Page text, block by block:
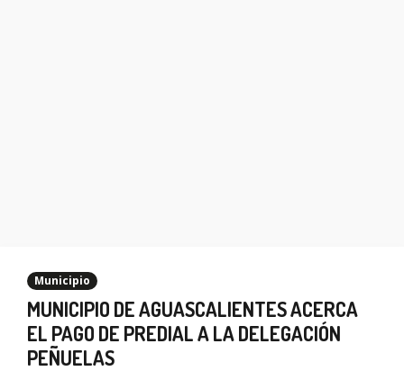
Municipio
MUNICIPIO DE AGUASCALIENTES ACERCA
EL PAGO DE PREDIAL A LA DELEGACIÓN
PEÑUELAS